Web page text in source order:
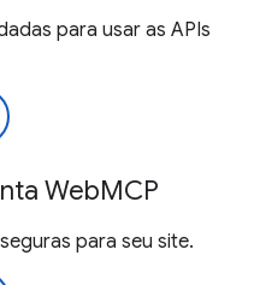
para usar as APIs
WebMCP
para seu site.